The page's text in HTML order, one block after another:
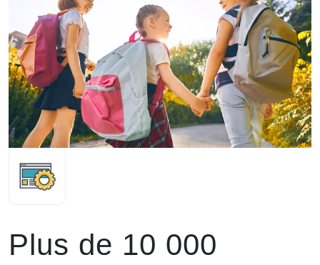
Plus de 10 000